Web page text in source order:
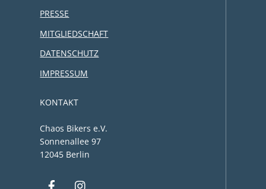
PRESSE
MITGLIEDSCHAFT
DATENSCHUTZ
IMPRESSUM
KONTAKT
Chaos Bikers e.V.
Sonnenallee 97
12045 Berlin